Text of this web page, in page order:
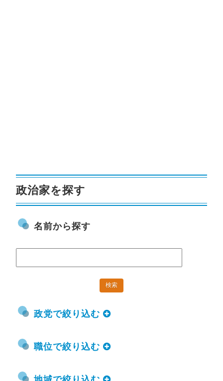
政治家を探す
名前から探す
政党で絞り込む
職位で絞り込む